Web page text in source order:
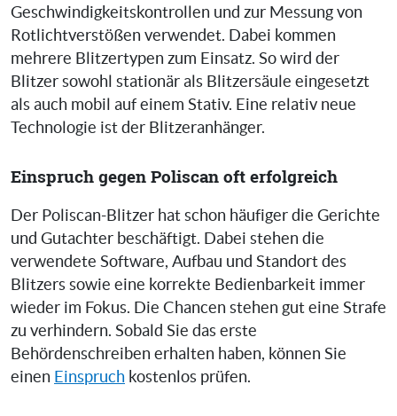
Geschwindigkeitskontrollen und zur Messung von
Rotlichtverstößen verwendet. Dabei kommen
mehrere Blitzertypen zum Einsatz. So wird der
Blitzer sowohl stationär als Blitzersäule eingesetzt
als auch mobil auf einem Stativ. Eine relativ neue
Technologie ist der Blitzeranhänger.
Einspruch gegen Poliscan oft erfolgreich
Der Poliscan-Blitzer hat schon häufiger die Gerichte
und Gutachter beschäftigt. Dabei stehen die
verwendete Software, Aufbau und Standort des
Blitzers sowie eine korrekte Bedienbarkeit immer
wieder im Fokus. Die Chancen stehen gut eine Strafe
zu verhindern. Sobald Sie das erste
Behördenschreiben erhalten haben, können Sie
einen Einspruch kostenlos prüfen.